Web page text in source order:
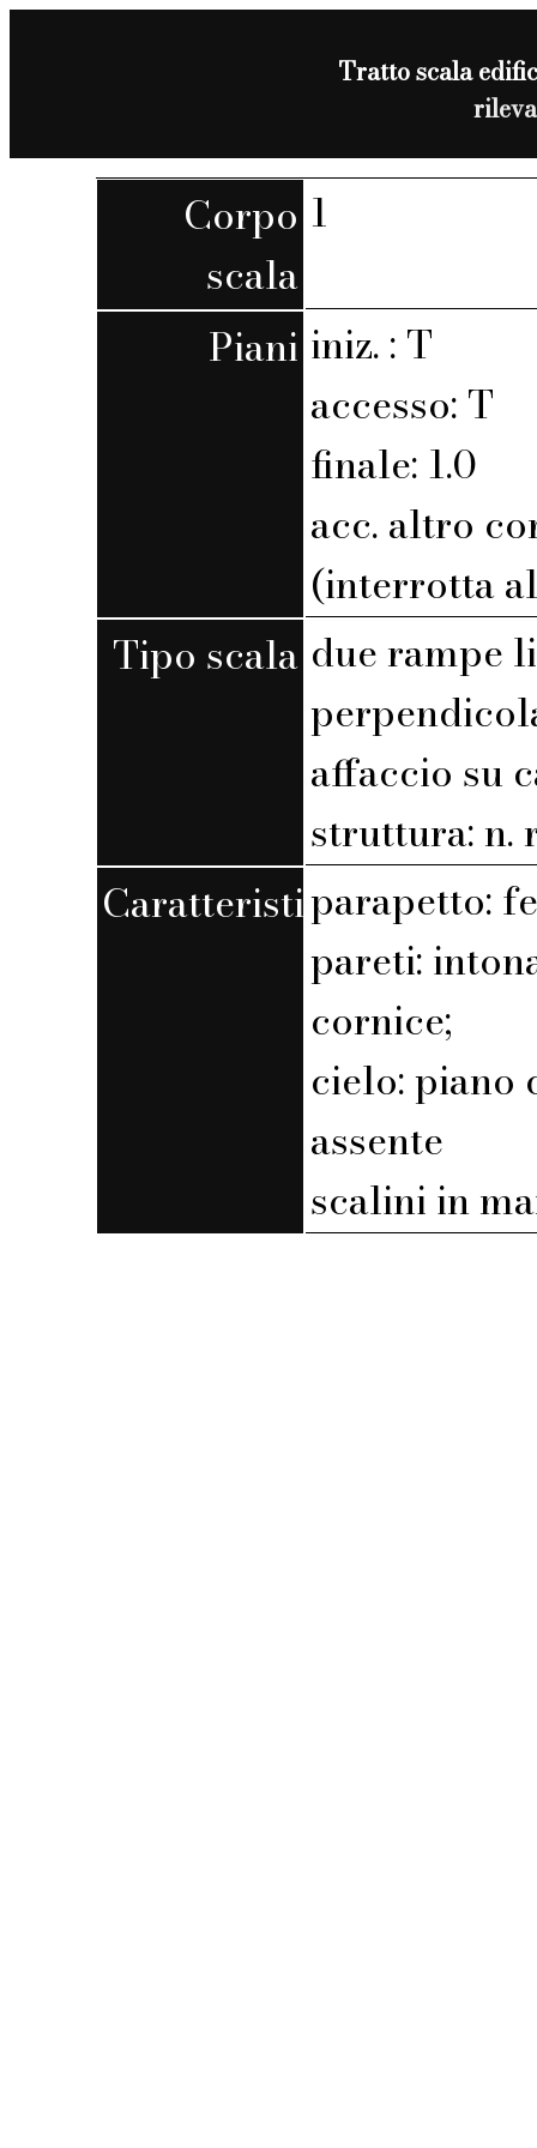
Tratto scala
Corpo
scala
1
Piani iniz. : T
accesso: T
finale: 1.0
acc. altro
(interrotta
Tipo scala due rampe
affaccio su
struttura: n.
Caratteristicheparapetto:
pareti:
cornice;
cielo: piano
assente
scalini in